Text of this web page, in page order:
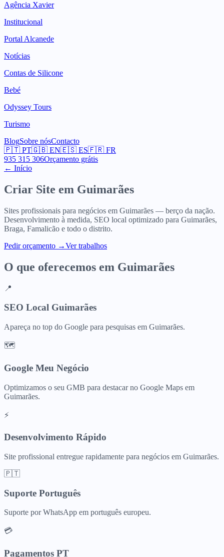
Agência Xavier
Institucional
Portal Alcanede
Notícias
Contas de Silicone
Bebé
Odyssey Tours
Turismo
BlogSobre nósContacto
🇵🇹 PT🇬🇧 EN🇪🇸 ES🇫🇷 FR
935 315 306Orçamento grátis
← Início
Criar Site em Guimarães
Sites profissionais para negócios em Guimarães — berço da nação.
Desenvolvimento à medida, SEO local optimizado para Guimarães,
Braga, Famalicão e todo o distrito.
Pedir orçamento →Ver trabalhos
O que oferecemos em Guimarães
📍
SEO Local Guimarães
Apareça no top do Google para pesquisas em Guimarães.
🗺️
Google Meu Negócio
Optimizamos o seu GMB para destacar no Google Maps em
Guimarães.
⚡
Desenvolvimento Rápido
Site profissional entregue rapidamente para negócios em Guimarães.
🇵🇹
Suporte Português
Suporte por WhatsApp em português europeu.
💳
Pagamentos PT